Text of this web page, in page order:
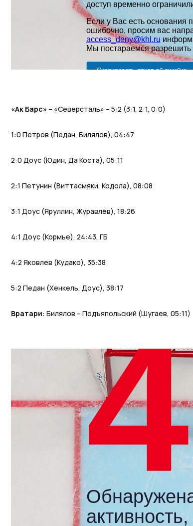
«Ак Барс» – «Северсталь» – 5:2 (3:1, 2:1, 0:0)
1:0 Петров (Педан, Билялов), 04:47
2:0 Доус (Юдин, Да Коста), 05:11
2:1 Петунин (Виттасмяки, Кодола), 08:08
3:1 Доус (Яруллин, Журавлёв), 18:26
4:1 Доус (Кормье), 24:43, ГБ
4:2 Яковлев (Кудако), 35:38
5:2 Педан (Хенкель, Доус), 38:17
Вратари: Билялов – Подъяпольский (Шугаев, 05:11)